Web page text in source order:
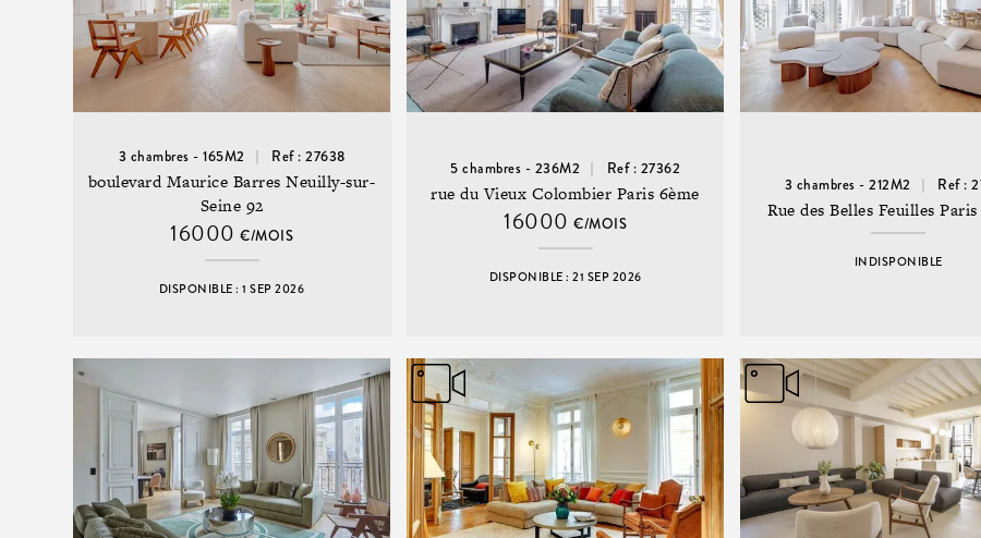
3 chambres - 165M2 Ref : 27638
boulevard Maurice Barres Neuilly-sur-
Seine 92
16000€/MOIS
DISPONIBLE : 1 SEP 2026
5 chambres - 236M2 Ref : 27362
rue du Vieux Colombier Paris 6ème
16000€/MOIS
DISPONIBLE : 21 SEP 2026
3 chambres - 212M2 Ref :
Rue des Belles Feuilles Paris
INDISPONIBLE